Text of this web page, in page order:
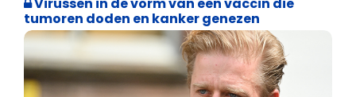
tumoren doden en kanker genezen